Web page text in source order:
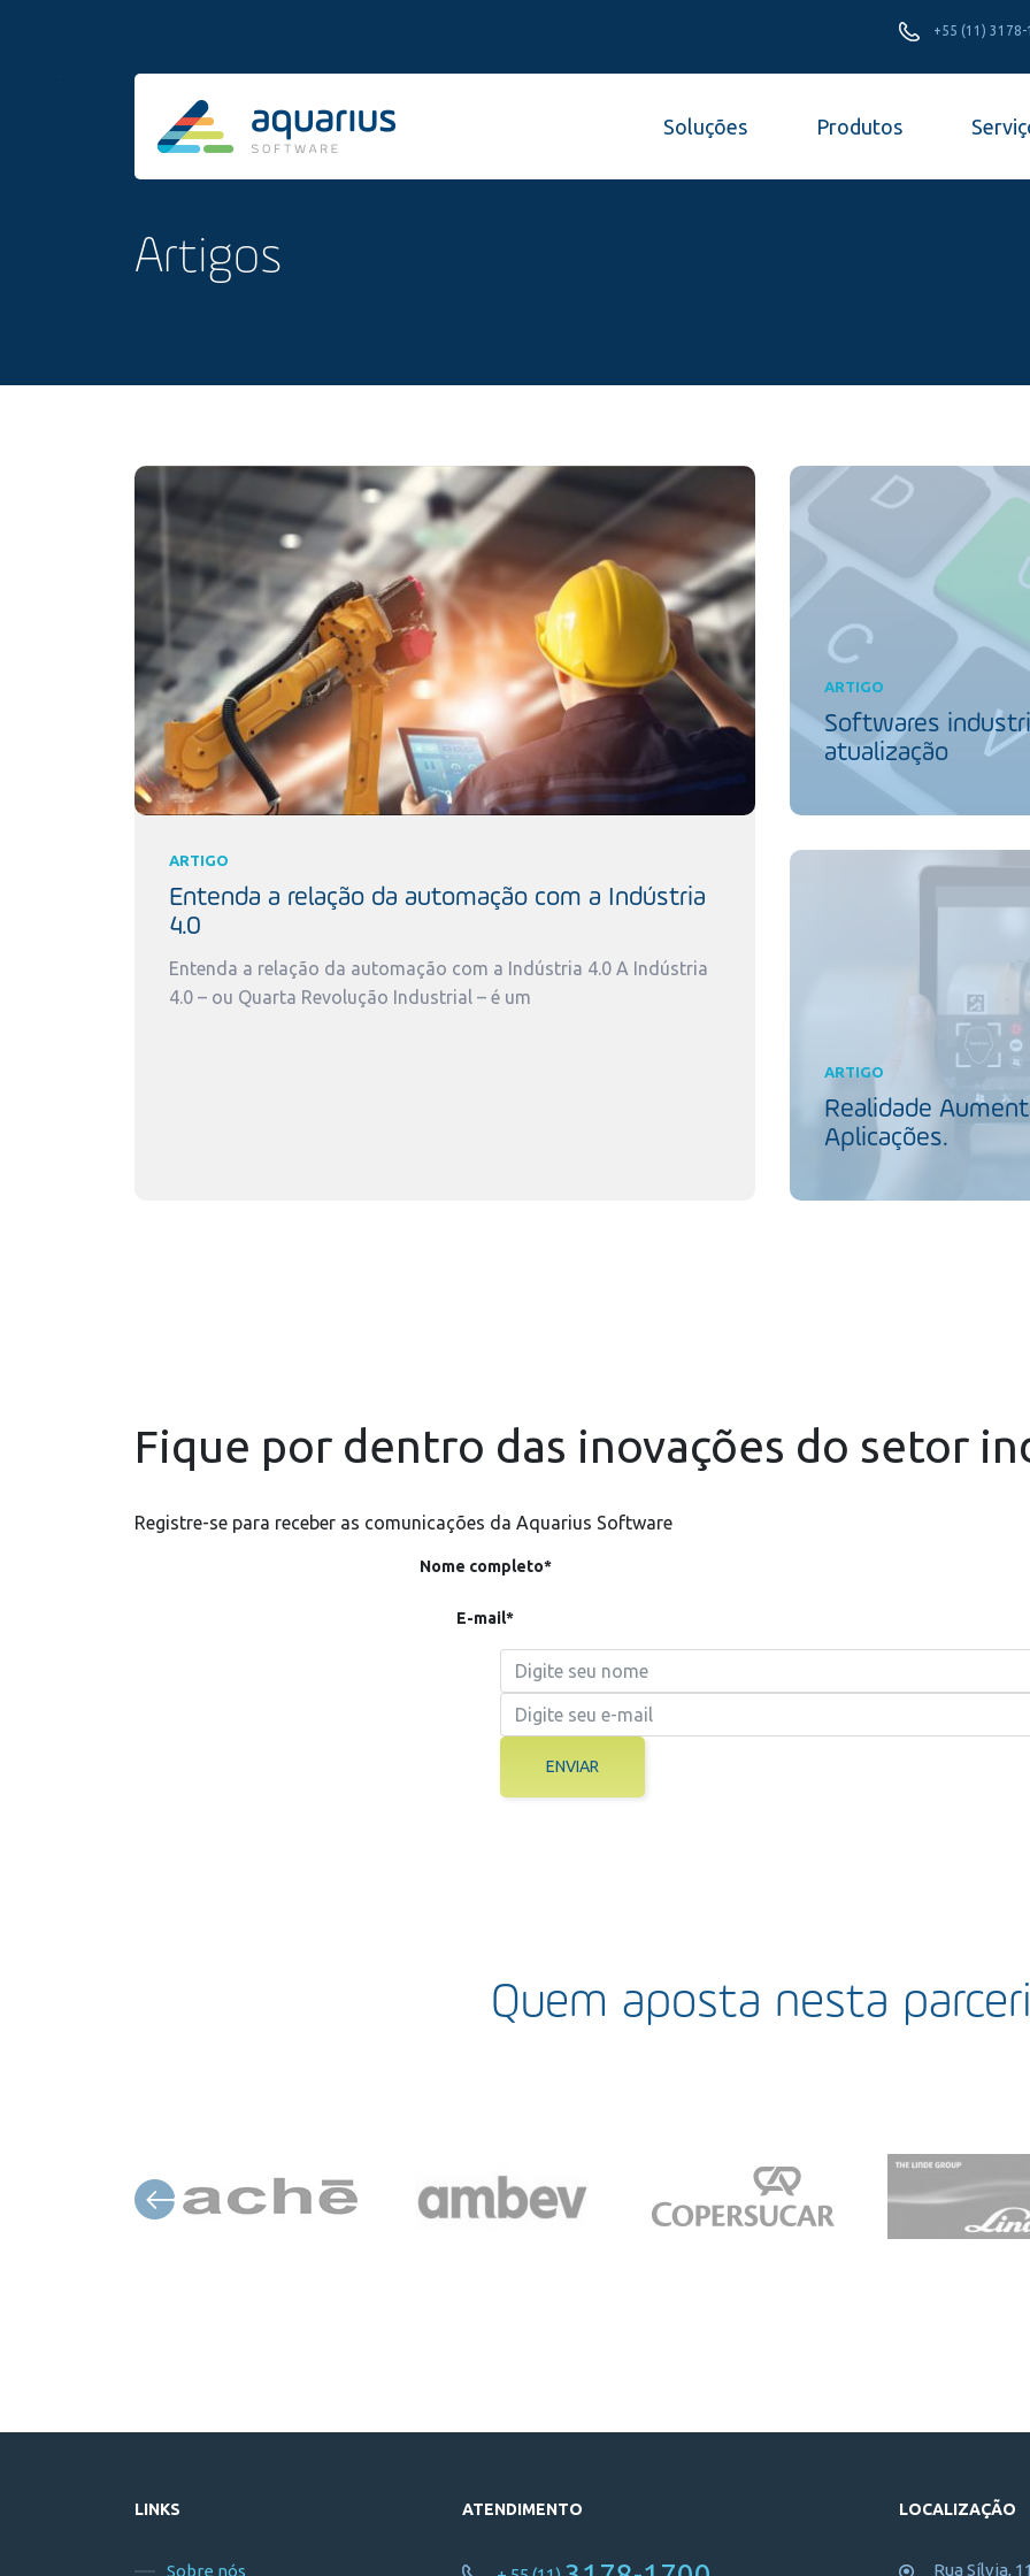
+55 (11) 3178-
Soluções Produtos
Artigos
ARTIGO
Entenda a relação da automação com a Indústria
4.0
Entenda a relação da automação com a Indústria 4.0 A Indústria
4.0 – ou Quarta Revolução Industrial – é um
ARTIGO
Softwares
atualização
ARTIGO
Realidade
Aplicações.
Fique por dentro das inovações do setor
Registre-se para receber as comunicações da Aquarius Software
Nome completo*
E-mail*
ENVIAR
Quem aposta nesta
LINKS
Sobre nós
ATENDIMENTO LOCALIZAÇÃO
Rua Sílvia,